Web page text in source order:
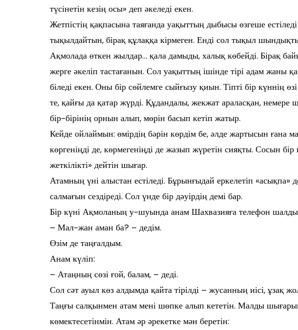
түсінетін кезің осы» деп әкеледі екен.
Жетпістің қақпасына таяғанда уақыттың дыбысы өзгеше
тықылдайтын, бірақ құлаққа кірмеген. Енді сол тықыл
Ақмолада өткен жылдар… қала дамыды, халық көбейді. Бірақ
жерге әкеліп тастағанын. Сол уақыттың ішінде тірі адам жаны
біледі екен. Оны бір сөйлемге сыйғызу қиын. Тіпті бір күннің
те, қайғы да қатар жүрді. Құдандалы, жекжат араласқан, немере
бір-бірінің орнын алып, мөрін басып кетіп жатыр.
Кейде ойлаймын: өмірдің бәрін көрдім бе, әлде жартысын ғана
көргеніңді де, көрмегеніңді де жазып жүретін сияқты. Сосын бір
жеткілікті» дейтін шығар.
Атамның үні алыстан естіледі. Бұрынғыдай еркелетіп
салмағын сездіреді. Сол үнде бір дәуірдің демі бар.
Бір күні Ақмоланың у-шуында анам Шахвазияға телефон
– Мал-жан аман ба? – дедім.
Өзім де таңғалдым.
Анам күліп:
– Атаңның сөзі ғой, балам, – деді.
Сол сәт ауыл көз алдымда қайта тірілді – жусанның иісі, ұзақ
Таңғы салқынмен атам мені шөпке алып кететін. Малды
көмектесетінмін. Атам әр әрекетке мән беретін: